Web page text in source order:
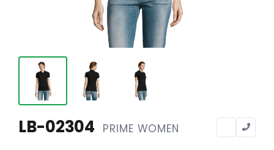
Calendriers bancaires
Tête de lettre
Enveloppes
Sous-mains
LB-02304 PRIME WOMEN